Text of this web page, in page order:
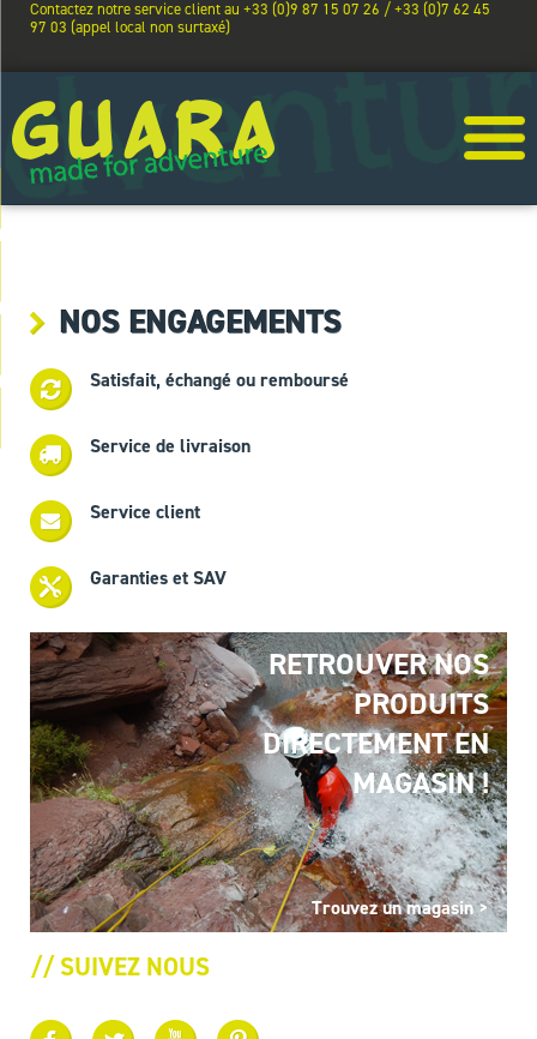
Contactez notre service client au +33 (0)9 87 15 07 26 / +33 (0)7 62 45
97 03 (appel local non surtaxé)
NOS ENGAGEMENTS
Satisfait, échangé ou remboursé
Service de livraison
Service client
Garanties et SAV
RETROUVER NOS
PRODUITS
DIRECTEMENT EN
MAGASIN !
Trouvez un magasin >
// SUIVEZ NOUS